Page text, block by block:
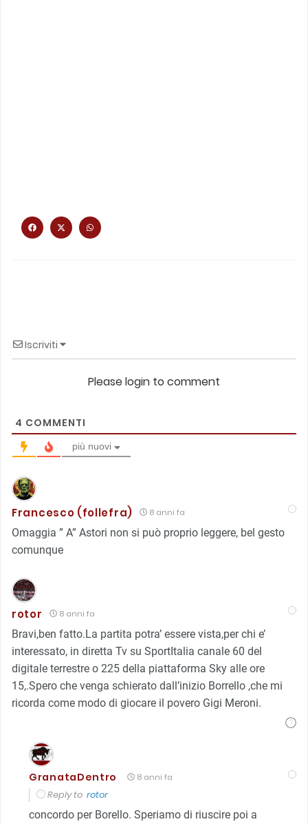
Iscriviti
Please login to comment
4 COMMENTI
più nuovi
Francesco (follefra) 8 anni fa
Omaggia ” A” Astori non si può proprio leggere, bel gesto
comunque
rotor 8 anni fa
Bravi,ben fatto.La partita potra’ essere vista,per chi e’
interessato, in diretta Tv su SportItalia canale 60 del
digitale terrestre o 225 della piattaforma Sky alle ore
15,.Spero che venga schierato dall’inizio Borrello ,che mi
ricorda come modo di giocare il povero Gigi Meroni.
GranataDentro 8 anni fa
Reply to rotor
concordo per Borello. Speriamo di riuscire poi a